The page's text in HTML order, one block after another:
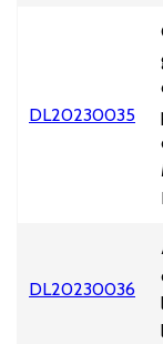
DL20230035
DL20230036